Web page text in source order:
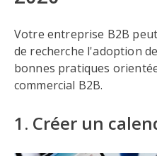
Votre entreprise B2B
de recherche l'adoption
bonnes pratiques
commercial B2B.
1. Créer un